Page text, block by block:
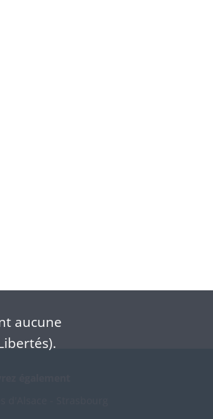
aucune